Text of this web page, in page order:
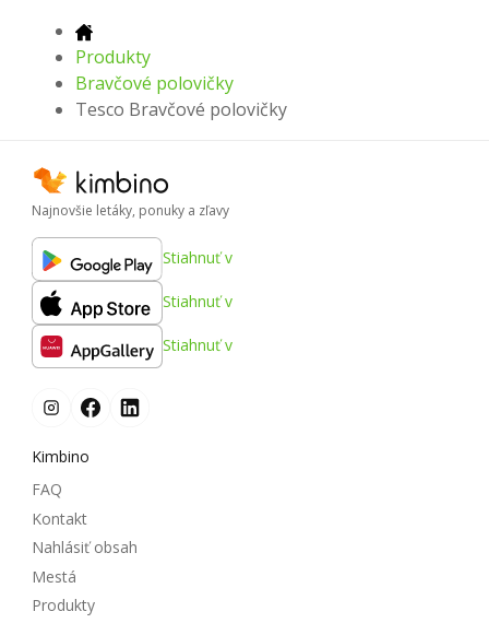
Produkty
Bravčové polovičky
Tesco Bravčové polovičky
Najnovšie letáky, ponuky a zľavy
Stiahnuť v
Stiahnuť v
Stiahnuť v
Kimbino
FAQ
Kontakt
Nahlásiť obsah
Mestá
Produkty